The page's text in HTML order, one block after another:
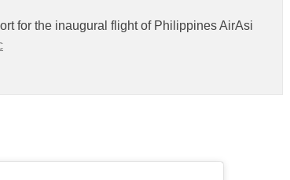
for the inaugural flight of Philippines AirAsi